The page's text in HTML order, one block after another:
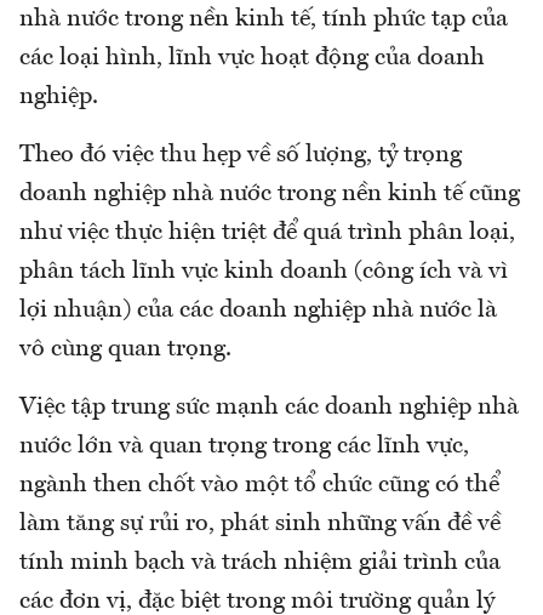
nhà nước trong nền kinh tế, tính phức tạp của
các loại hình, lĩnh vực hoạt động của doanh
nghiệp.
Theo đó việc thu hẹp về số lượng, tỷ trọng
doanh nghiệp nhà nước trong nền kinh tế cũng
như việc thực hiện triệt để quá trình phân loại,
phân tách lĩnh vực kinh doanh (công ích và vì
lợi nhuận) của các doanh nghiệp nhà nước là
vô cùng quan trọng.
Việc tập trung sức mạnh các doanh nghiệp nhà
nước lớn và quan trọng trong các lĩnh vực,
ngành then chốt vào một tổ chức cũng có thể
làm tăng sự rủi ro, phát sinh những vấn đề về
tính minh bạch và trách nhiệm giải trình của
các đơn vị, đặc biệt trong môi trường quản lý